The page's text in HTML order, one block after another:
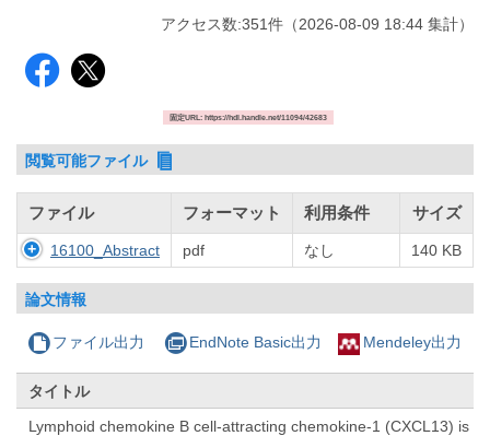
アクセス数:351件 （2026-08-09 18:44 集計）
固定URL: https://hdl.handle.net/11094/42683
閲覧可能ファイル
ファイル フォーマット 利用条件 サイズ
16100_Abstract pdf なし 140 KB
論文情報
ファイル出力 EndNote Basic出力 Mendeley出力
タイトル
Lymphoid chemokine B cell-attracting chemokine-1 (CXCL13) is